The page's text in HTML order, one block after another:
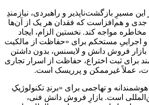
مسیرِ بازگشت‌ناپذیر و راهبردی، نیازمندِ
جدی و هم‌افزاست که فقدان هر یک از آن‌ها
مخاطره مواجه کند. نخستین الزام، ایجاد
اجراییِ مستحکم برای «حفاظت از مالکیت
فروش دانش و لایسنس، بدون داشتن
برای ثبت اختراع، حفاظت از اسرار تجاری
عملاً غیرممکن و پرریسک است.
هوشمندانه و تهاجمی برای «برندِ تکنولوژیکِ
است. بازارِ فروش دانش فنی،